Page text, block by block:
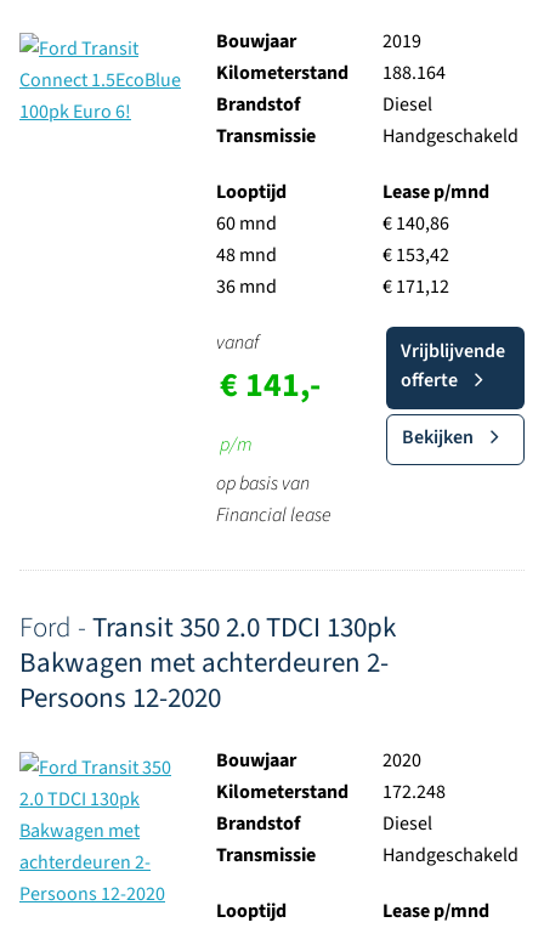
Bouwjaar
2019
Kilometerstand
188.164
Brandstof
Diesel
Transmissie
Handgeschakeld
Looptijd
60 mnd
48 mnd
36 mnd
Lease p/mnd
€ 140,86
€ 153,42
€ 171,12
vanaf
€ 141,-
p/m
op basis van
Financial lease
Vrijblijvende
offerte
Bekijken
Ford -Transit 350 2.0 TDCI 130pk
Bakwagen met achterdeuren 2-
Persoons 12-2020
Bouwjaar
2020
Kilometerstand
172.248
Brandstof
Diesel
Transmissie
Handgeschakeld
Looptijd
Lease p/mnd